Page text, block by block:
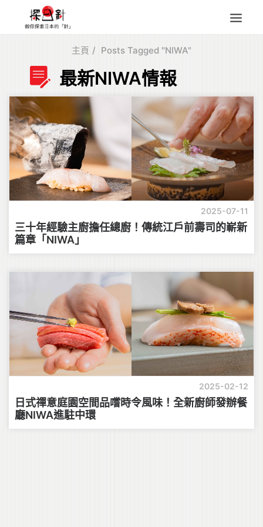
四國
中部
人氣目的地
本地情報
東瀛特集
旅遊商品
Search
主頁 Posts Tagged "NIWA"
最新NIWA情報
2025-07-11
三十年經驗主廚擔任總廚！傳統江戶前壽司的嶄新
篇章「NIWA」
2025-02-12
日式禪意庭園空間品嚐時令風味！全新廚師發辦餐
廳NIWA進駐中環